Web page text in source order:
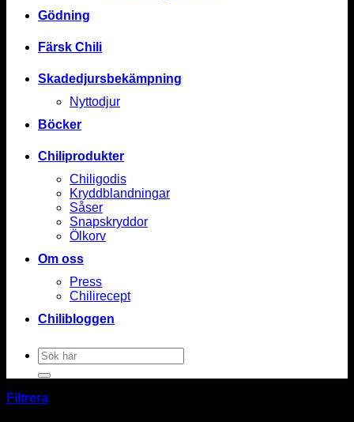
Gödning
Färsk Chili
Skadedjursbekämpning
Nyttodjur
Böcker
Chiliprodukter
Chiligodis
Kryddblandningar
Såser
Snapskryddor
Ölkorv
Om oss
Press
Chilirecept
Chilibloggen
Sök
efter:
Filtrera